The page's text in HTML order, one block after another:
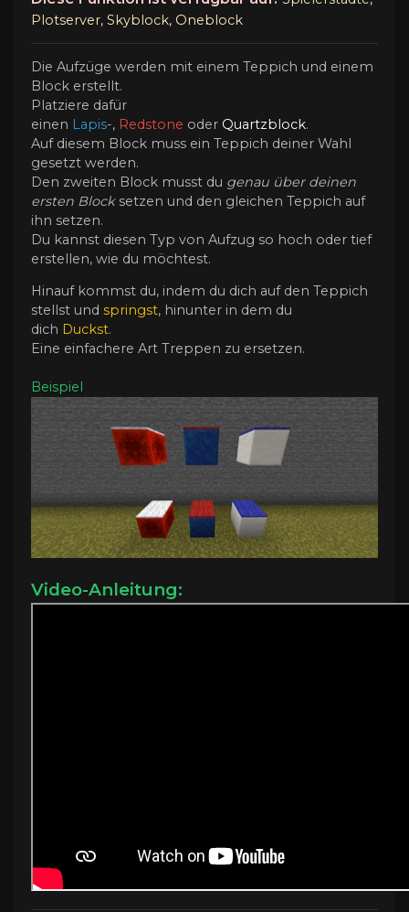
Plotserver, Skyblock, Oneblock
Die Aufzüge werden mit einem Teppich und einem
Block erstellt.
Platziere dafür
einen Lapis-, Redstone oder Quartzblock.
Auf diesem Block muss ein Teppich deiner Wahl
gesetzt werden.
Den zweiten Block musst du genau über deinen
ersten Blocksetzen und den gleichen Teppich auf
ihn setzen.
Du kannst diesen Typ von Aufzug so hoch oder tief
erstellen, wie du möchtest.
Hinauf kommst du, indem du dich auf den Teppich
stellst und springst, hinunter in dem du
dich Duckst.
Eine einfachere Art Treppen zu ersetzen.
Beispiel
Video-Anleitung: